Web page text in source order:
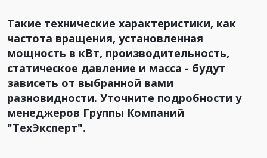
Такие технические характеристики, как
частота вращения, установленная
мощность в кВт, производительность,
статическое давление и масса - будут
зависеть от выбранной вами
разновидности. Уточните подробности у
менеджеров Группы Компаний
"ТехЭксперт".